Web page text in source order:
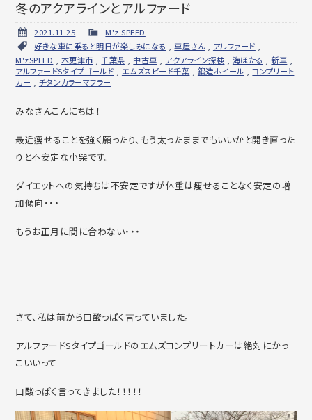
冬のアクアラインとアルファード
2021.11.25
M'z SPEED
好きな車に乗ると明日が楽しみになる ,車屋さん, アルファード ,
M'zSPEED , 木更津市 ,千葉県 , 中古車 , アクアライン探検 , 海ほたる ,新車 ,
アルファードSタイプゴールド , エムズスピード千葉 , 鍛造ホイール ,コンプリート
カー , チタンカラーマフラー
みなさんこんにちは！
最近痩せることを強く願ったり、もう太ったままでもいいかと開き直った
りと不安定な小柴です。
ダイエットへの気持ちは不安定ですが体重は痩せることなく安定の増
加傾向・・・
もうお正月に間に合わない・・・
さて、私は前から口酸っぱく言っていました。
アルファードSタイプゴールドのエムズコンプリートカーは絶対にかっ
こいいって
口酸っぱく言ってきました！！！！！